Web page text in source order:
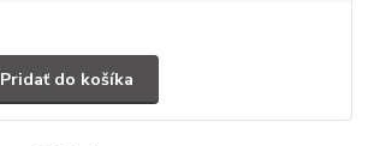
Pridať do košíka